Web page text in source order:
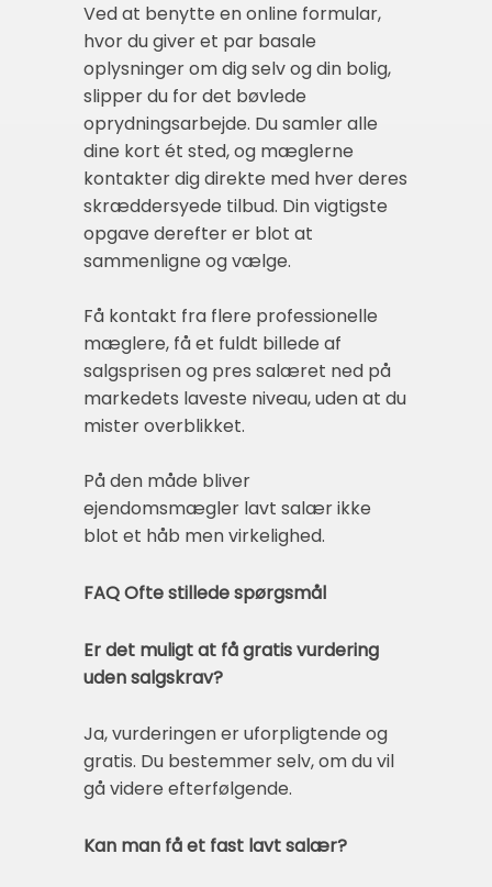
Ved at benytte en online formular,
hvor du giver et par basale
oplysninger om dig selv og din bolig,
slipper du for det bøvlede
oprydningsarbejde. Du samler alle
dine kort ét sted, og mæglerne
kontakter dig direkte med hver deres
skræddersyede tilbud. Din vigtigste
opgave derefter er blot at
sammenligne og vælge.
Få kontakt fra flere professionelle
mæglere, få et fuldt billede af
salgsprisen og pres salæret ned på
markedets laveste niveau, uden at du
mister overblikket.
På den måde bliver
ejendomsmægler lavt salær ikke
blot et håb men virkelighed.
FAQ Ofte stillede spørgsmål
Er det muligt at få gratis vurdering
uden salgskrav?
Ja, vurderingen er uforpligtende og
gratis. Du bestemmer selv, om du vil
gå videre efterfølgende.
Kan man få et fast lavt salær?